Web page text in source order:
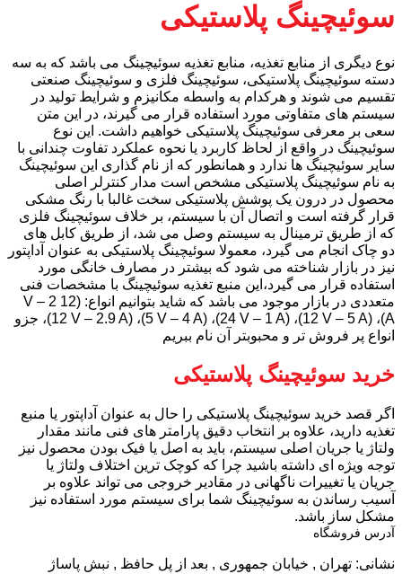
سوئیچینگ پلاستیکی
نوع دیگری از منابع تغذیه، منابع تغذیه سوئیچینگ می باشد که به سه
دسته سوئیچینگ پلاستیکی، سوئیچینگ فلزی و سوئیچینگ صنعتی
تقسیم می شوند و هرکدام به واسطه مکانیزم و شرایط تولید در
سیستم های متفاوتی مورد استفاده قرار می گیرند، در این متن
سعی بر معرفی سوئیچینگ پلاستیکی خواهیم داشت. این نوع
سوئیچینگ در واقع از لحاظ کاربرد یا نحوه عملکرد تفاوت چندانی با
سایر سوئیچینگ ها ندارد و همانطور که از نام گذاری این سوئیچینگ
به نام سوئیچینگ پلاستیکی مشخص است مدار کنترلر اصلی
محصول در درون یک پوشش پلاستیکی سخت غالبا با رنگ مشکی
قرار گرفته است و اتصال آن با سیستم، بر خلاف سوئیچینگ فلزی
که از طریق ترمینال به سیستم وصل می شد، از طریق کابل های
دو چاک انجام می گیرد، معمولا سوئیچینگ پلاستیکی به عنوان آداپتور
نیز در بازار شناخته می شود که بیشتر در مصارف خانگی مورد
استفاده قرار می گیرد،این منبع تغذیه سوئیچینگ با مشخصات فنی
متعددی در بازار موجود می باشد که شاید بتوانیم انواع: (12 V – 2
A)، (12 V – 5 A)، (24 V – 1 A)، (5 V – 4 A)، (12 V – 2.9 A)، جزو
انواع پر فروش تر و محبوبتر آن نام ببریم
خرید سوئیچینگ پلاستیکی
اگر قصد خرید سوئیچینگ پلاستیکی را حال به عنوان آداپتور یا منبع
تغذیه دارید، علاوه بر انتخاب دقیق پارامتر های فنی مانند مقدار
ولتاژ یا جریان اصلی سیستم، باید به اصل یا فیک بودن محصول نیز
توجه ویژه ای داشته باشید چرا که کوچک ترین اختلاف ولتاژ یا
جریان یا تغییرات ناگهانی در مقادیر خروجی می تواند علاوه بر
آسیب رساندن به سوئیچینگ شما برای سیستم مورد استفاده نیز
مشکل ساز باشد.
آدرس فروشگاه
نشانی: تهران , خیابان جمهوری , بعد از پل حافظ , نبش پاساژ